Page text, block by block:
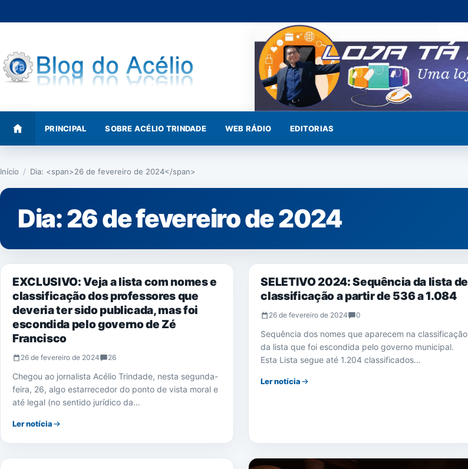
para
conteúdo
PRINCIPAL SOBRE ACÉLIO TRINDADE WEB RÁDIO EDITORIAS
Início / Dia: <span>26 de fevereiro de 2024</span>
Dia:26 de fevereiro de 2024
NOTÍCIAS
EXCLUSIVO: Veja a lista com nomes e
classificação dos professores que
deveria ter sido publicada, mas foi
escondida pelo governo de Zé
Francisco
26 de fevereiro de 2024 26
Chegou ao jornalista Acélio Trindade, nesta segunda-
feira, 26, algo estarrecedor do ponto de vista moral e
até legal (no sentido jurídico da…
Ler notícia
NOTÍCIAS
SELETIVO 2024: Sequência da lista de
classificação a partir de 536 a 1.084
26 de fevereiro de 2024 0
Sequência dos nomes que aparecem na classificação
da lista que foi escondida pelo governo municipal.
Esta Lista segue até 1.204 classificados…
Ler notícia
NOTÍCIAS